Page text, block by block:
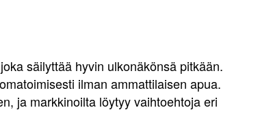
säilyttää hyvin ulkonäkönsä pitkään.
ilman ammattilaisen apua.
ja markkinoilta löytyy vaihtoehtoja eri